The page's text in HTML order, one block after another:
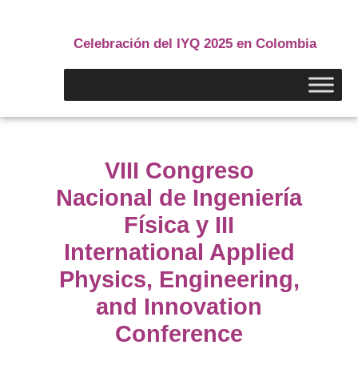
Celebración del IYQ 2025 en Colombia
VIII Congreso
Nacional de Ingeniería
Física y III
International Applied
Physics, Engineering,
and Innovation
Conference